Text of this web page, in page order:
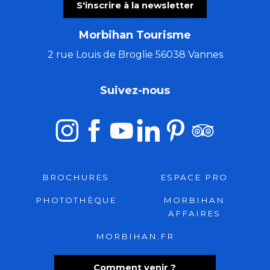
S'inscrire à la newsletter
Morbihan Tourisme
2 rue Louis de Broglie 56038 Vannes
Comment venir ?
Suivez-nous
BROCHURES ESPACE PRO
PHOTOTHÈQUE
MORBIHAN
AFFAIRES
MORBIHAN.FR